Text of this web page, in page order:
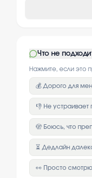
Что не
Нажмите, если это
💰 Дорого для
👎 Не
🫣 Боюсь, что
⏳ Дедлайн
👀 Просто